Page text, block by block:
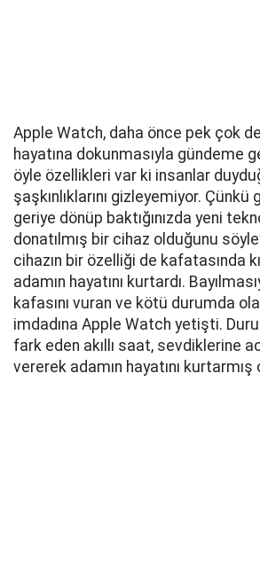
Apple Watch, daha önce pek çok
hayatına dokunmasıyla gündeme
öyle özellikleri var ki insanlar
şaşkınlıklarını gizleyemiyor.
geriye dönüp baktığınızda yeni
donatılmış bir cihaz olduğunu
cihazın bir özelliği de kafatasında
adamın hayatını kurtardı.
kafasını vuran ve kötü durumda
imdadına Apple Watch yetişti.
fark eden akıllı saat, sevdiklerine
vererek adamın hayatını kurtarmış